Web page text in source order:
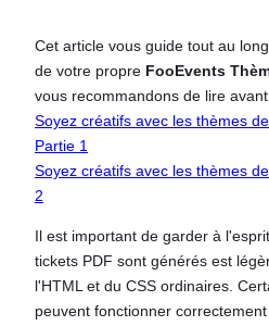
Cet article vous guide tout au
de votre propre FooEvents
vous recommandons de lire
Soyez créatifs avec les thèmes
Partie 1
Soyez créatifs avec les thèmes
2
Il est important de garder à
tickets PDF sont générés est
l'HTML et du CSS ordinaires.
peuvent fonctionner